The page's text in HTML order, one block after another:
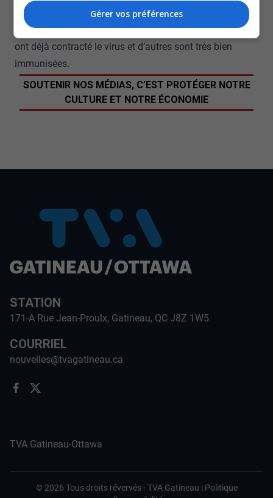
ne croit pas qu’il risque d’y avoir une autre vague
importante de la COVID-19, puisque plusieurs personnes
ont déjà contracté le virus et d’autres sont très bien
immunisées.
SOUTENIR NOS MÉDIAS, C’EST PROTÉGER NOTRE
CULTURE ET NOTRE ÉCONOMIE
STATION
171-A Rue Jean-Proulx, Gatineau, QC J8Z 1W5
COURRIEL
nouvelles@tvagatineau.ca
TVA Gatineau-Ottawa
© 2026 Tous droits révervés -TVA Gatineau | Politique
Gérer vos préférences